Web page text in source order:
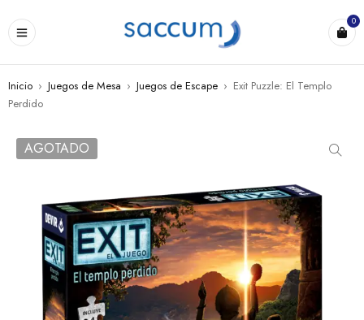
0
Inicio › Juegos de Mesa › Juegos de Escape › Exit Puzzle: El Templo
Perdido
AGOTADO